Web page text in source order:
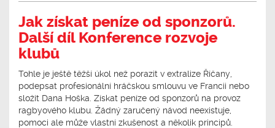
Jak získat peníze od sponzorů.
Další díl Konference rozvoje
klubů
Tohle je ještě těžší úkol než porazit v extralize Říčany,
podepsat profesionální hráčskou smlouvu ve Francii nebo
složit Dana Hoška. Získat peníze od sponzorů na provoz
ragbyového klubu. Žádný zaručený návod neexistuje,
pomoci ale může vlastní zkušenost a několik principů.